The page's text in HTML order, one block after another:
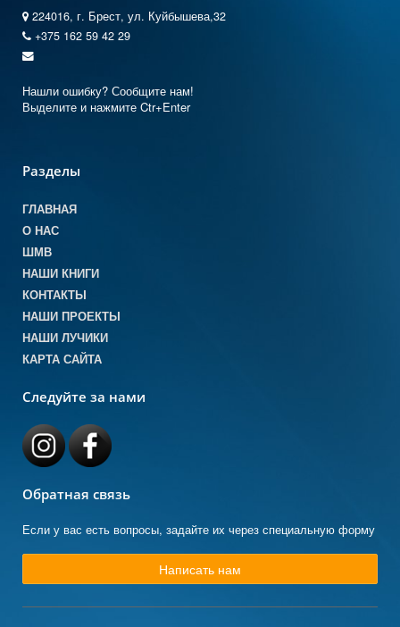
224016, г. Брест, ул. Куйбышева,32
+375 162 59 42 29
Нашли ошибку? Сообщите нам!
Выделите и нажмите Ctr+Enter
Разделы
ГЛАВНАЯ
О НАС
ШМВ
НАШИ КНИГИ
КОНТАКТЫ
НАШИ ПРОЕКТЫ
НАШИ ЛУЧИКИ
КАРТА САЙТА
Следуйте за нами
Обратная связь
Если у вас есть вопросы, задайте их через специальную форму
Написать нам